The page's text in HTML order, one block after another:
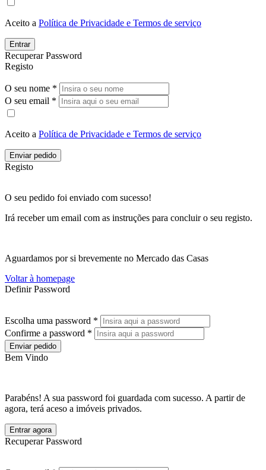
Aceito a Política de Privacidade e Termos de serviço
Entrar
Recuperar Password
Registo
O seu nome *
O seu email *
Aceito a Política de Privacidade e Termos de serviço
Enviar pedido
Registo
O seu pedido foi enviado com sucesso!
Irá receber um email com as instruções para concluir o seu registo.
Aguardamos por si brevemente no Mercado das Casas
Voltar à homepage
Definir Password
Escolha uma password *
Confirme a password *
Enviar pedido
Bem Vindo
Parabéns! A sua password foi guardada com sucesso. A partir de
agora, terá aceso a imóveis privados.
Entrar agora
Recuperar Password